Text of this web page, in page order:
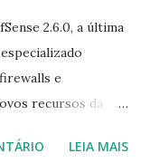
2.6.0, a última
e
recursos da
serão atualizadas
LEIA MAIS